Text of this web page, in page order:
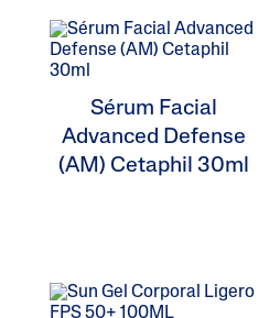
Sérum Facial
Advanced Defense
(AM) Cetaphil 30ml